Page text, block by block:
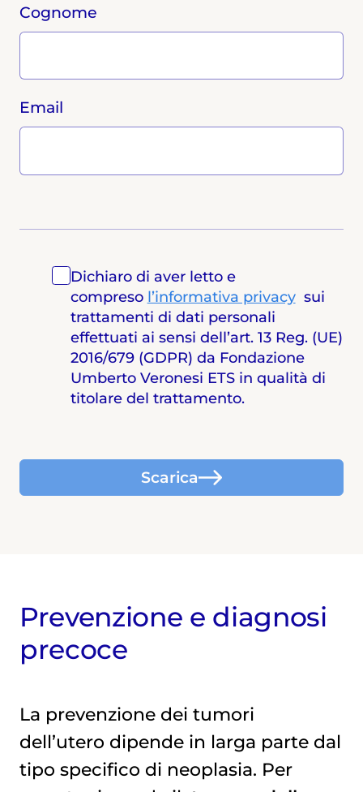
Cognome
Email
Dichiaro di aver letto e
compreso l’informativa privacysui
trattamenti di dati personali
effettuati ai sensi dell’art. 13 Reg. (UE)
2016/679 (GDPR) da Fondazione
Umberto Veronesi ETS in qualità di
titolare del trattamento.
Scarica
Prevenzione e diagnosi
precoce
La prevenzione dei tumori
dell’utero dipende in larga parte dal
tipo specifico di neoplasia. Per